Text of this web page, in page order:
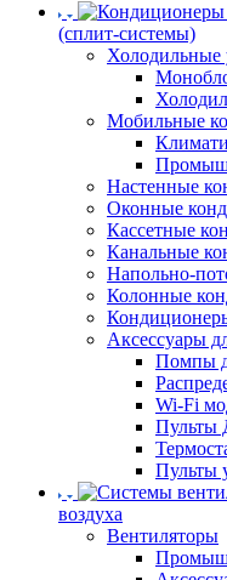
(сплит-системы)
Холодильные
Мобильные
Настенные
Оконные
Кассетные
Канальные
Напольно-
Колонные
Аксессуары
Помпы
Wi-Fi
Пульты
Пульты
воздуха
Вентиляторы